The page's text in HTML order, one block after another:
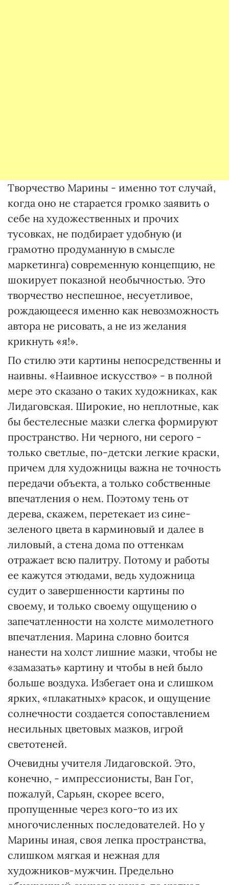
Творчество Марины - именно тот случай,
когда оно не старается громко заявить о
себе на художественных и прочих
тусовках, не подбирает удобную (и
грамотно продуманную в смысле
маркетинга) современную концепцию, не
шокирует показной необычностью. Это
творчество неспешное, несуетливое,
рождающееся именно как невозможность
автора не рисовать, а не из желания
крикнуть «я!».
По стилю эти картины непосредственны и
наивны. «Наивное искусство» - в полной
мере это сказано о таких художниках, как
Лидаговская. Широкие, но неплотные, как
бы бестелесные мазки слегка формируют
пространство. Ни черного, ни серого -
только светлые, по-детски легкие краски,
причем для художницы важна не точность
передачи объекта, а только собственные
впечатления о нем. Поэтому тень от
дерева, скажем, перетекает из сине-
зеленого цвета в карминовый и далее в
лиловый, а стена дома по оттенкам
отражает всю палитру. Потому и работы
ее кажутся этюдами, ведь художница
судит о завершенности картины по
своему, и только своему ощущению о
запечатленности на холсте мимолетного
впечатления. Марина словно боится
нанести на холст лишние мазки, чтобы не
«замазать» картину и чтобы в ней было
больше воздуха. Избегает она и слишком
ярких, «плакатных» красок, и ощущение
солнечности создается сопоставлением
несильных цветовых мазков, игрой
светотеней.
Очевидны учителя Лидаговской. Это,
конечно, - импрессионисты, Ван Гог,
пожалуй, Сарьян, скорее всего,
пропущенные через кого-то из их
многочисленных последователей. Но у
Марины иная, своя лепка пространства,
слишком мягкая и нежная для
художников-мужчин. Предельно